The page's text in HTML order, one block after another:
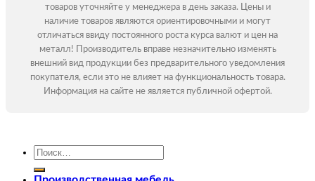
товаров уточняйте у менеджера в день заказа. Цены и
наличие товаров являются ориентировочными и могут
отличаться ввиду постоянного роста курса валют и цен на
металл! Производитель вправе незначительно изменять
внешний вид продукции без предварительного уведомления
покупателя, если это не влияет на функциональность товара.
Информация на сайте не является публичной офертой.
Искать: